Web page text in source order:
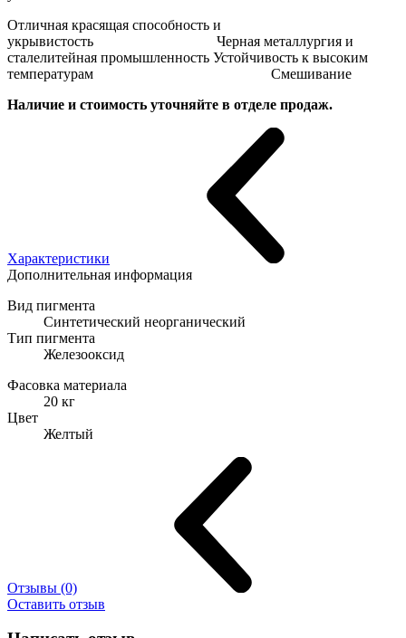
Отличная красящая способность и
укрывистость Черная металлургия и
сталелитейная промышленность Устойчивость к высоким
температурам Смешивание
Наличие и стоимость уточняйте в отделе продаж.
Характеристики
Дополнительная информация
Вид пигмента
Синтетический неорганический
Тип пигмента
Железооксид
Фасовка материала
20 кг
Цвет
Желтый
Отзывы (0)
Оставить отзыв